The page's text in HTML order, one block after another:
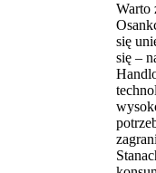
Warto
się
się –